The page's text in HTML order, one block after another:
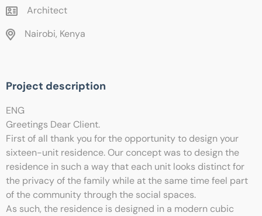
Architect
Nairobi, Kenya
Project description
ENG
Greetings Dear Client.
First of all thank you for the opportunity to design your
sixteen-unit residence. Our concept was to design the
residence in such a way that each unit looks distinct for
the privacy of the family while at the same time feel part
of the community through the social spaces.
As such, the residence is designed in a modern cubic